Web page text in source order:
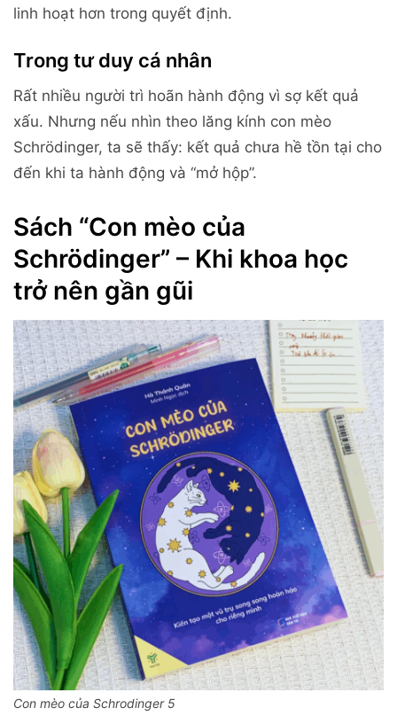
linh hoạt hơn trong quyết định.
Trong tư duy cá nhân
Rất nhiều người trì hoãn hành động vì sợ kết quả
xấu. Nhưng nếu nhìn theo lăng kính con mèo
Schrödinger, ta sẽ thấy: kết quả chưa hề tồn tại cho
đến khi ta hành động và “mở hộp”.
Sách “Con mèo của
Schrödinger” – Khi khoa học
trở nên gần gũi
Con mèo của Schrodinger 5